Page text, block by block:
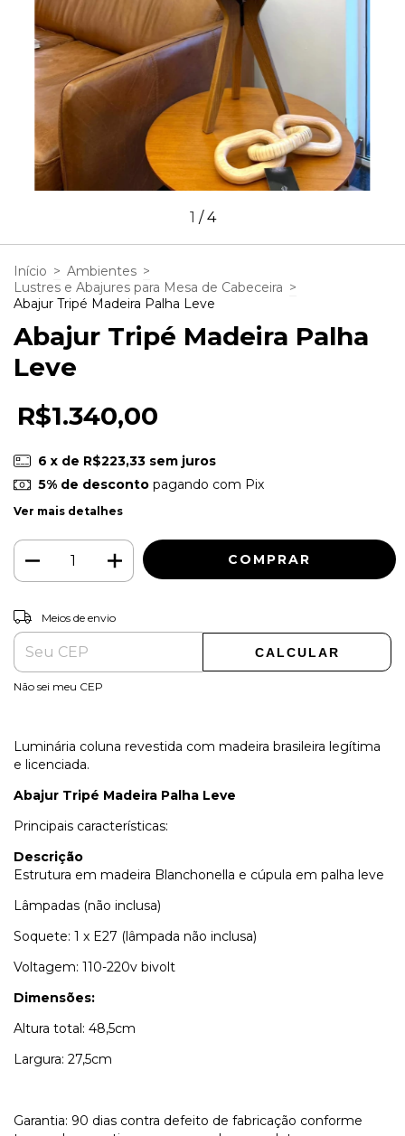
1 /4
Início > Ambientes >
Lustres e Abajures para Mesa de Cabeceira >
Abajur Tripé Madeira Palha Leve
Abajur Tripé Madeira Palha
Leve
R$1.340,00
6 x de R$223,33 sem juros
5% de descontopagando com Pix
Ver mais detalhes
Entregas para o CEP:
Meios de envio
CALCULAR
Não sei meu CEP
Luminária coluna revestida com madeira brasileira legítima
e licenciada.
Abajur Tripé Madeira Palha Leve
Principais características:
Descrição
Estrutura em madeira Blanchonella e cúpula em palha leve
Lâmpadas (não inclusa)
Soquete: 1 x E27 (lâmpada não inclusa)
Voltagem: 110-220v bivolt
Dimensões:
Altura total: 48,5cm
Largura: 27,5cm
Garantia: 90 dias contra defeito de fabricação conforme